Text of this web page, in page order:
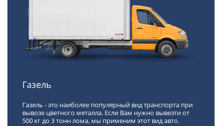
Газель
Газель - это наиболее популярный вид транспорта при
вывозе цветного металла. Если Вам нужно вывезти от
500 кг до 3 тонн лома, мы применим этот вид авто.